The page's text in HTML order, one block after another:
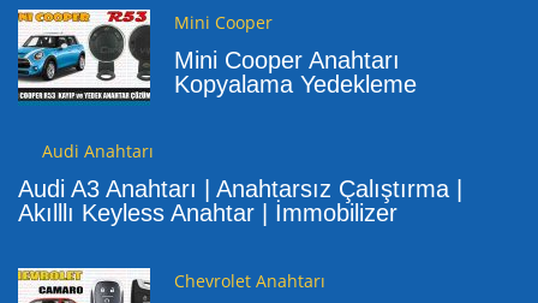
Mini Cooper
Mini Cooper Anahtarı
Kopyalama Yedekleme
Audi Anahtarı
Audi A3 Anahtarı | Anahtarsız Çalıştırma |
Akılllı Keyless Anahtar | İmmobilizer
Chevrolet Anahtarı